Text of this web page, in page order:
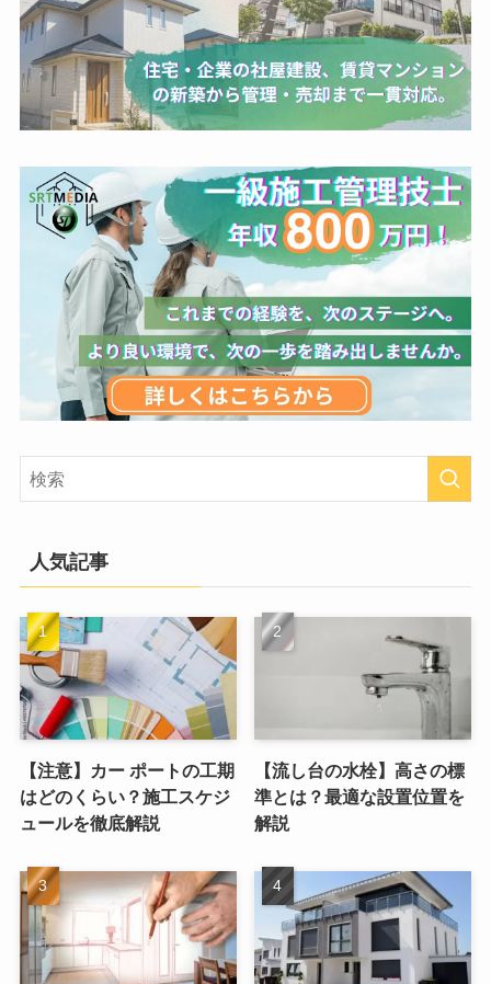
人気記事
【注意】カー ポートの工期
はどのくらい？施工スケジ
ュールを徹底解説
【流し台の水栓】高さの標
準とは？最適な設置位置を
解説